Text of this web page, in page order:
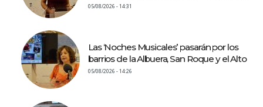
05/08/2026 - 14:31
Las ‘Noches Musicales’ pasarán por los
barrios de la Albuera, San Roque y el Alto
05/08/2026 - 14:26